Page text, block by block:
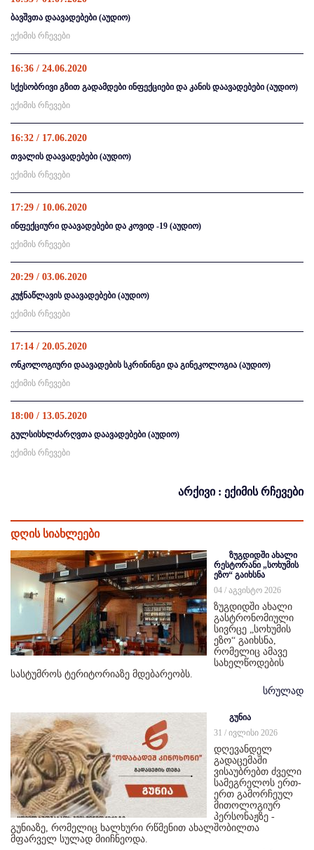
ბავშვთა დაავადებები (აუდიო)
ექიმის რჩევები
16:36 / 24.06.2020
სქესობრივი გზით გადამდები ინფექციები და კანის დაავადებები (აუდიო)
ექიმის რჩევები
16:32 / 17.06.2020
თვალის დაავადებები (აუდიო)
ექიმის რჩევები
17:29 / 10.06.2020
ინფექციური დაავადებები და კოვიდ -19 (აუდიო)
ექიმის რჩევები
20:29 / 03.06.2020
კუჭნაწლავის დაავადებები (აუდიო)
ექიმის რჩევები
17:14 / 20.05.2020
ონკოლოგიური დაავადების სკრინინგი და გინეკოლოგია (აუდიო)
ექიმის რჩევები
18:00 / 13.05.2020
გულსისხლძარღვთა დაავადებები (აუდიო)
ექიმის რჩევები
არქივი : ექიმის რჩევები
დღის სიახლეები
ზუგდიდში ახალი
რესტორანი „სოხუმის
ეზო“ გაიხსნა
04 / აგვისტო 2026
ზუგდიდში ახალი
გასტრონომიული
სივრცე „სოხუმის
ეზო“ გაიხსნა,
რომელიც ამავე
სახელწოდების
სასტუმროს ტერიტორიაზე მდებარეობს.
სრულად
გუნია
31 / ივლისი 2026
დღევანდელ
გადაცემაში
ვისაუბრებთ ძველი
სამეგრელოს ერთ-
ერთ გამორჩეულ
მითოლოგიურ
პერსონაჟზე -
გუნიაზე, რომელიც ხალხური რწმენით ახალშობილთა
მფარველ სულად მიიჩნეოდა.